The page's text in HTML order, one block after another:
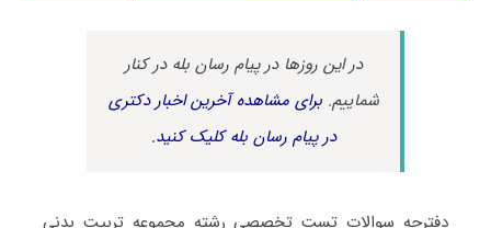
در این روزها در پیام رسان بله در کنار
شماییم.برای مشاهده آخرین اخبار دکتری
در پیام رسان بله کلیک کنید.
دفترچه سوالات تست تخصصی رشته مجموعه تربیت بدنی